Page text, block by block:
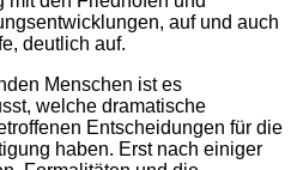
auf und auch
deutlich auf.
Menschen ist es
welche dramatische
Entscheidungen für die
haben. Erst nach einiger